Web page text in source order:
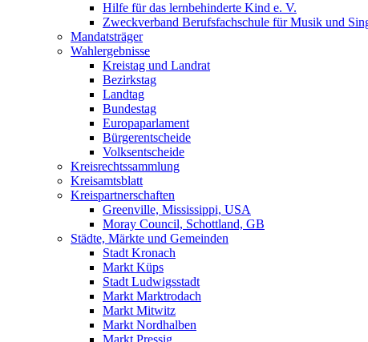
Hilfe für das lernbehinderte Kind e. V.
Zweckverband Berufsfachschule für Musik und
Mandatsträger
Wahlergebnisse
Kreistag und Landrat
Bezirkstag
Landtag
Bundestag
Europaparlament
Bürgerentscheide
Volksentscheide
Kreisrechtssammlung
Kreisamtsblatt
Kreispartnerschaften
Greenville, Mississippi, USA
Moray Council, Schottland, GB
Städte, Märkte und Gemeinden
Stadt Kronach
Markt Küps
Stadt Ludwigsstadt
Markt Marktrodach
Markt Mitwitz
Markt Nordhalben
Markt Pressig